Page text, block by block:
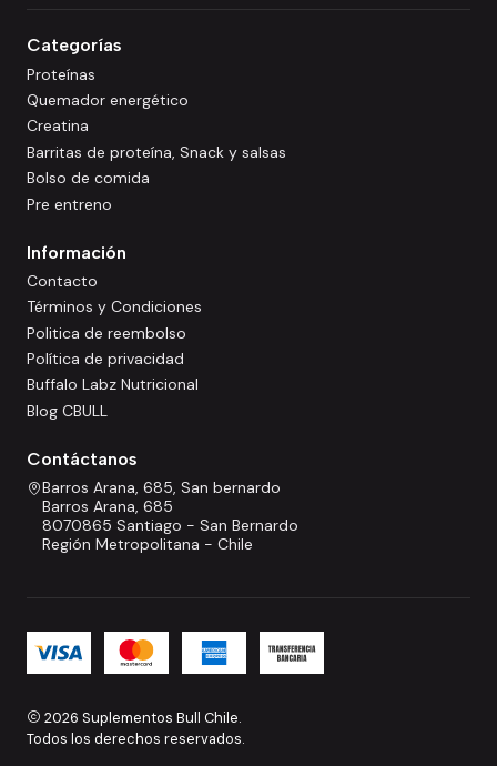
Categorías
Proteínas
Quemador energético
Creatina
Barritas de proteína, Snack y salsas
Bolso de comida
Pre entreno
Información
Contacto
Términos y Condiciones
Politica de reembolso
Política de privacidad
Buffalo Labz Nutricional
Blog CBULL
Contáctanos
Barros Arana, 685, San bernardo
Barros Arana, 685
8070865 Santiago - San Bernardo
Región Metropolitana - Chile
2026 Suplementos Bull Chile.
Todos los derechos reservados.